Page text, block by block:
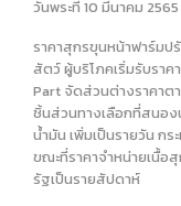
วันพระที่ 10 มีนาคม 2565
ราคาสุกรขุนหน้าฟาร์ม
สัตว์ ผู้บริโภคเริ่มรับรา
Part จัดส่วนต่างราคาต
ชิ้นส่วนทางเลือกที่สนอ
น้ำมัน เพิ่มเป็นรายวัน ก
ขณะที่ราคาจำหน่ายเนื้อ
รัฐเป็นรายสัปดาห์